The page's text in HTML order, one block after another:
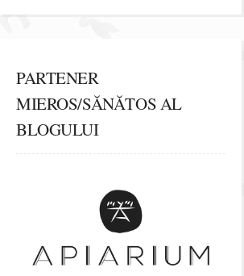
PARTENER
MIEROS/SĂNĂTOS AL
BLOGULUI